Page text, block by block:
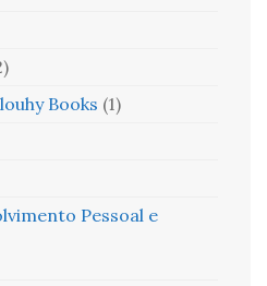
Books (1)
Pessoal e